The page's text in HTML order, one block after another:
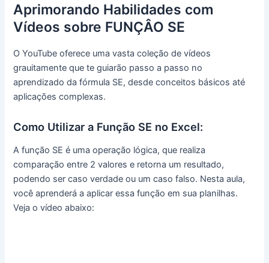
Aprimorando Habilidades com
Vídeos sobre FUNÇÂO SE
O YouTube oferece uma vasta coleção de vídeos
grauitamente que te guiarão passo a passo no
aprendizado da fórmula SE, desde conceitos básicos até
aplicações complexas.
Como Utilizar a Função SE no Excel:
A função SE é uma operação lógica, que realiza
comparação entre 2 valores e retorna um resultado,
podendo ser caso verdade ou um caso falso. Nesta aula,
você aprenderá a aplicar essa função em sua planilhas.
Veja o vídeo abaixo: